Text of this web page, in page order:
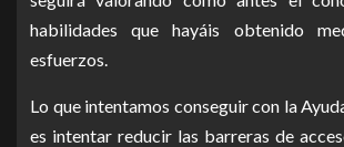
habilidades que hayáis obtenido
esfuerzos.
Lo que intentamos conseguir con la
es intentar reducir las barreras de